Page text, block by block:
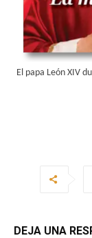
El papa León XIV
DEJA UNA